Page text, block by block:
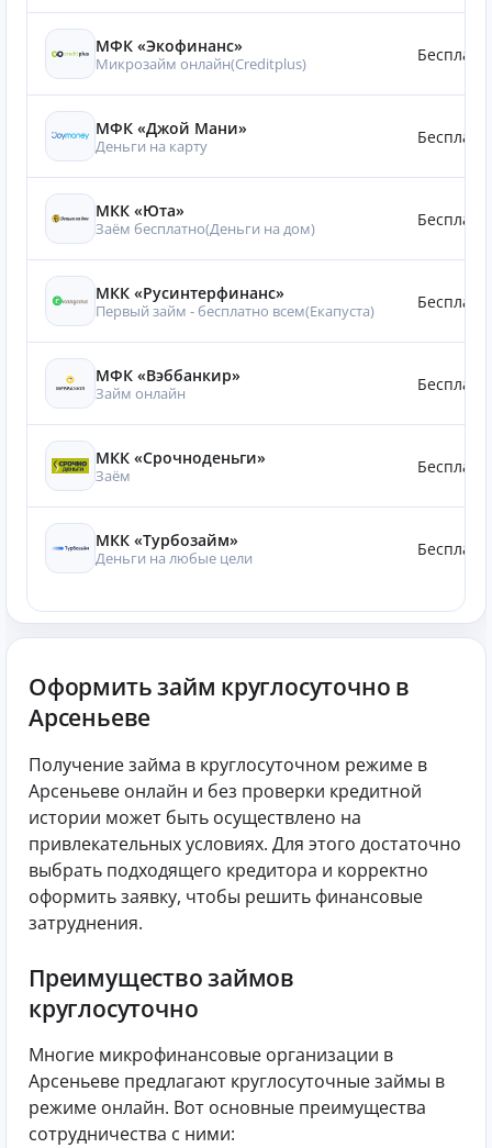
МФК «Экофинанс»
Микрозайм онлайн(Creditplus)
МФК «Джой Мани»
Деньги на карту
МКК «Юта»
Заём бесплатно(Деньги на дом)
МКК «Русинтерфинанс»
Первый займ - бесплатно всем(Eкапуста)
МФК «Вэббанкир»
Займ онлайн
МКК «Срочноденьги»
Заём
МКК «Турбозайм»
Деньги на любые цели
Оформить займ круглосуточно в
Арсеньеве
Получение займа в круглосуточном режиме в
Арсеньеве онлайн и без проверки кредитной
истории может быть осуществлено на
привлекательных условиях. Для этого достаточно
выбрать подходящего кредитора и корректно
оформить заявку, чтобы решить финансовые
затруднения.
Преимущество займов
круглосуточно
Многие микрофинансовые организации в
Арсеньеве предлагают круглосуточные займы в
режиме онлайн. Вот основные преимущества
сотрудничества с ними: